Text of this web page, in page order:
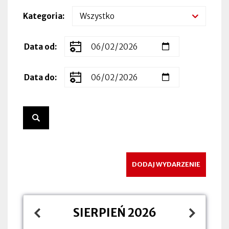
Kategoria
Zakres
dat
Data od
Data do
DODAJ WYDARZENIE
SIERPIEŃ 2026